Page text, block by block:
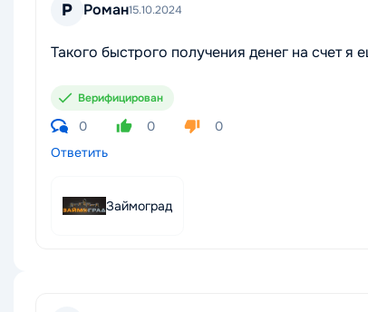
Р Роман15.10.2024
Такого быстрого получения денег на счет
Верифицирован
0 0
0
Ответить
Займоград